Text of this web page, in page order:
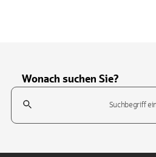
Wonach suchen Sie?
Suchfeld